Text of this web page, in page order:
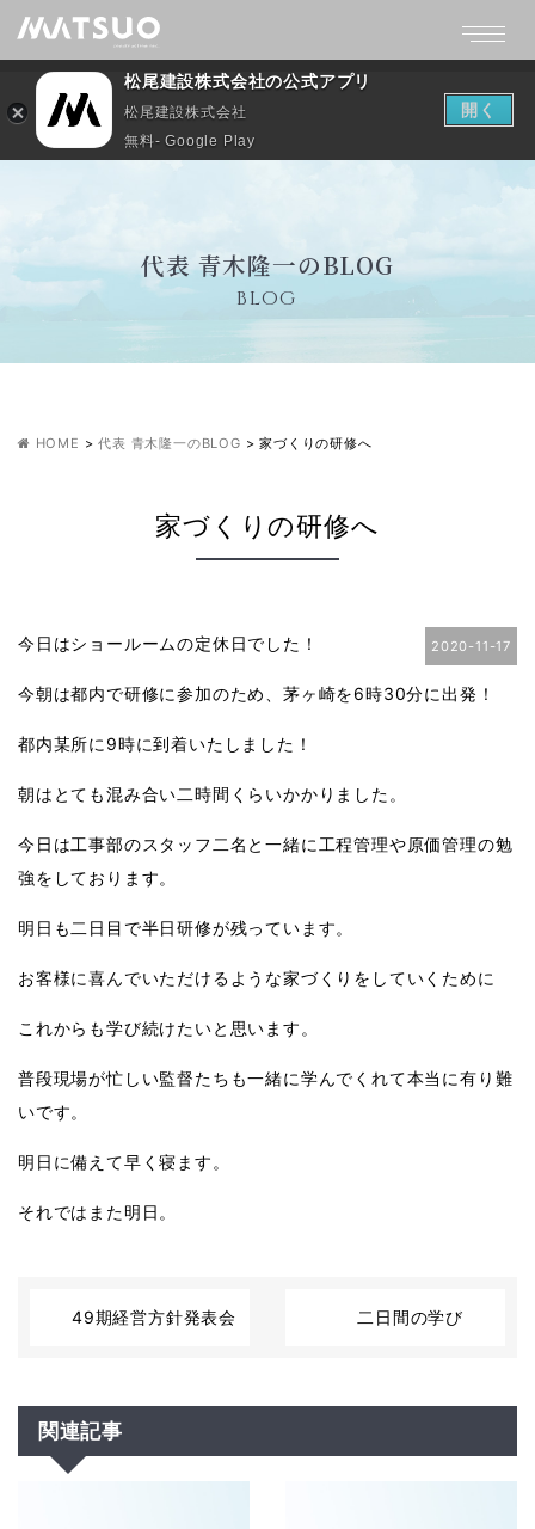
代表 青木隆一のBLOG
BLOG
HOME >代表 青木隆一のBLOG >家づくりの研修へ
家づくりの研修へ
2020-11-17
今日はショールームの定休日でした！
今朝は都内で研修に参加のため、茅ヶ崎を6時30分に出発！
都内某所に9時に到着いたしました！
朝はとても混み合い二時間くらいかかりました。
今日は工事部のスタッフ二名と一緒に工程管理や原価管理の勉
強をしております。
明日も二日目で半日研修が残っています。
お客様に喜んでいただけるような家づくりをしていくために
これからも学び続けたいと思います。
普段現場が忙しい監督たちも一緒に学んでくれて本当に有り難
いです。
明日に備えて早く寝ます。
それではまた明日。
49期経営方針発表会 二日間の学び
関連記事
松尾建設株式会社の公式アプリ
松尾建設株式会社
無料- Google Play
開く